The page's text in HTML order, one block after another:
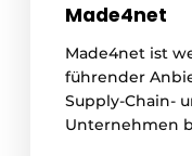
Made4net
Made4net ist
führender
Supply-Chain-
Unternehmen